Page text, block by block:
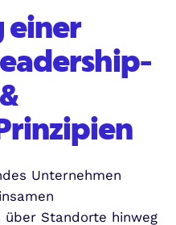
einer
Unternehmen
über Standorte hinweg